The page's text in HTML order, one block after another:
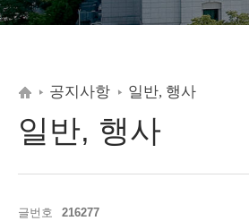
공지사항
학과소개
일반, 행사
학사규정
일반, 행사
글번호 216277